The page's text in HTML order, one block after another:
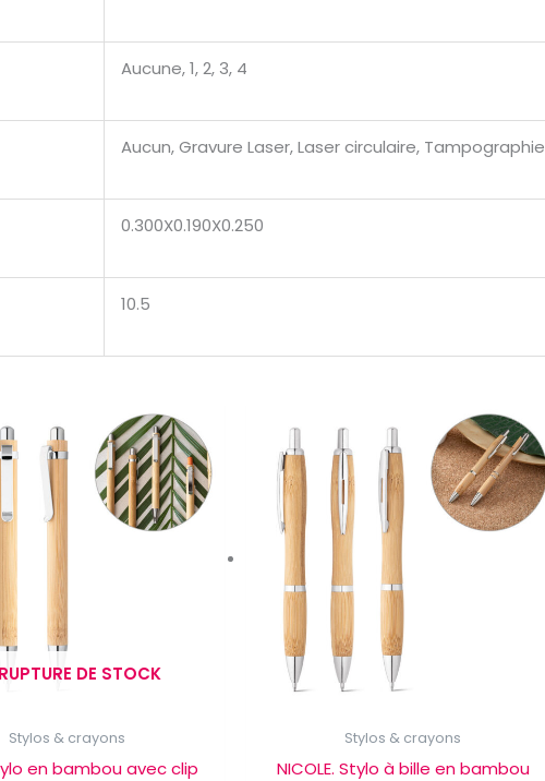
Aucune, 1, 2, 3, 4
Aucun, Gravure Laser, Laser circulaire, Tampographie
0.300X0.190X0.250
10.5
DE STOCK
Stylos & crayons
en bambou avec clip
Stylos & crayons
NICOLE. Stylo à bille en bambou